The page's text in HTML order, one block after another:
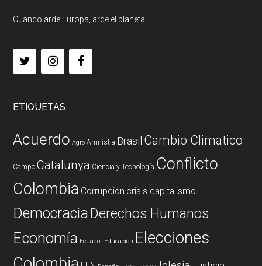
Cuando arde Europa, arde el planeta
ETIQUETAS
Acuerdo Agro Amnistia Brasil Cambio Climatico
Campo Catalunya Ciencia y Tecnología Conflicto
Colombia Corrupción crisis capitalismo
DemocraciaDerechos Humanos
Economía Ecuador Educación Elecciones